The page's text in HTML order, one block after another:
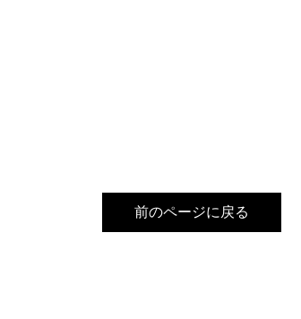
前のページに戻る